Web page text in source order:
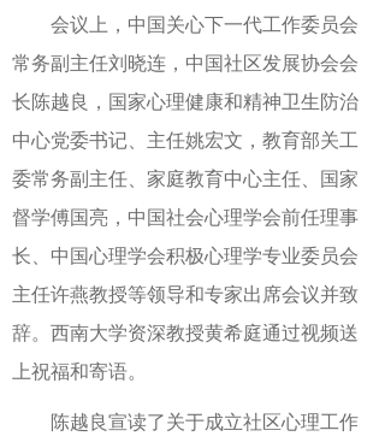
会议上，中国关心下一代工作委员会
常务副主任刘晓连，中国社区发展协会会
长陈越良，国家心理健康和精神卫生防治
中心党委书记、主任姚宏文，教育部关工
委常务副主任、家庭教育中心主任、国家
督学傅国亮，中国社会心理学会前任理事
长、中国心理学会积极心理学专业委员会
主任许燕教授等领导和专家出席会议并致
辞。西南大学资深教授黄希庭通过视频送
上祝福和寄语。
陈越良宣读了关于成立社区心理工作